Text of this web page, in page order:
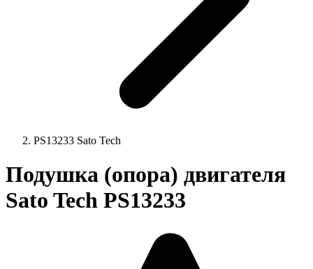
PS13233 Sato Tech
Подушка (опора) двигателя
Sato Tech PS13233